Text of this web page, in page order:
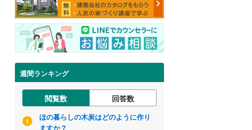
週間ランキング
閲覧数 回答数
1
ほの暮らしの木炭はどのように作り
ますか？